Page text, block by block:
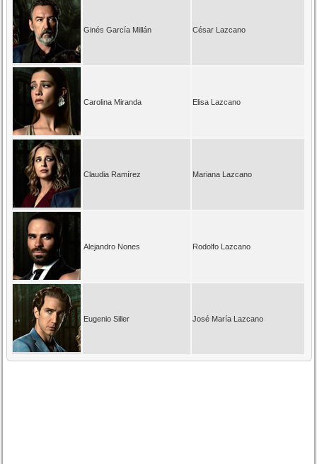
Ginés García Millán César Lazcano
Carolina Miranda Elisa Lazcano
Claudia Ramírez Mariana Lazcano
Alejandro Nones Rodolfo Lazcano
Eugenio Siller José María Lazcano